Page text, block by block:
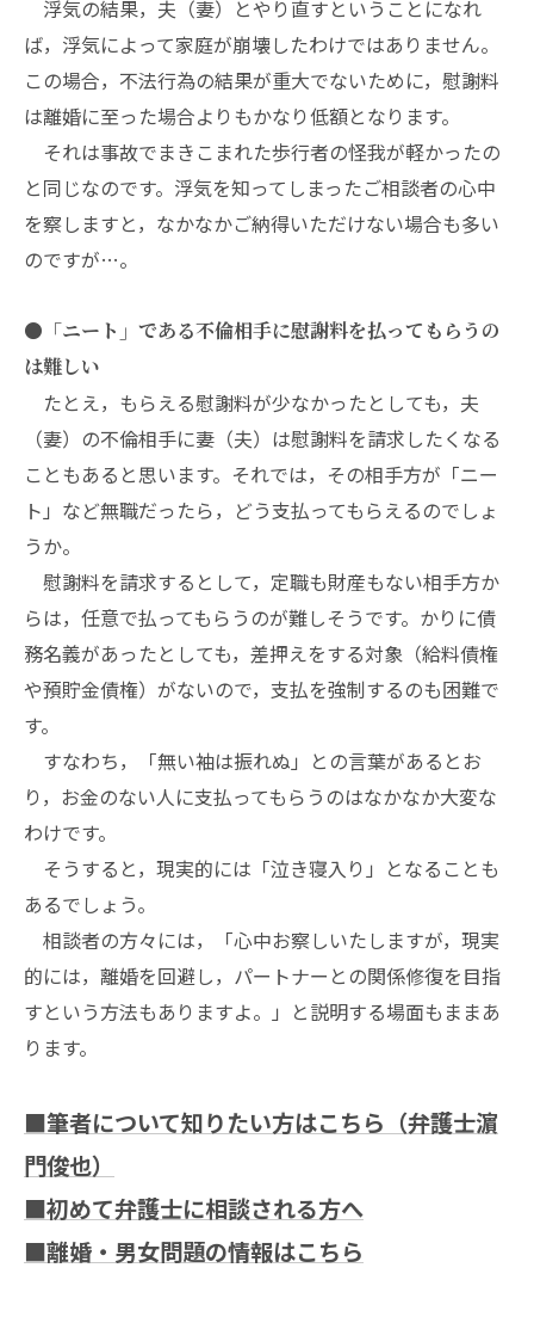
浮気の結果，夫（妻）とやり直すということになれ
ば，浮気によって家庭が崩壊したわけではありません。
この場合，不法行為の結果が重大でないために，慰謝料
は離婚に至った場合よりもかなり低額となります。
それは事故でまきこまれた歩行者の怪我が軽かったの
と同じなのです。浮気を知ってしまったご相談者の心中
を察しますと，なかなかご納得いただけない場合も多い
のですが…。
●「ニート」である不倫相手に慰謝料を払ってもらうの
は難しい
たとえ，もらえる慰謝料が少なかったとしても，夫
（妻）の不倫相手に妻（夫）は慰謝料を請求したくなる
こともあると思います。それでは，その相手方が「ニー
ト」など無職だったら，どう支払ってもらえるのでしょ
うか。
慰謝料を請求するとして，定職も財産もない相手方か
らは，任意で払ってもらうのが難しそうです。かりに債
務名義があったとしても，差押えをする対象（給料債権
や預貯金債権）がないので，支払を強制するのも困難で
す。
すなわち，「無い袖は振れぬ」との言葉があるとお
り，お金のない人に支払ってもらうのはなかなか大変な
わけです。
そうすると，現実的には「泣き寝入り」となることも
あるでしょう。
相談者の方々には，「心中お察しいたしますが，現実
的には，離婚を回避し，パートナーとの関係修復を目指
すという方法もありますよ。」と説明する場面もままあ
ります。
■筆者について知りたい方はこちら（弁護士濵
門俊也）
■初めて弁護士に相談される方へ
■離婚・男女問題の情報はこちら